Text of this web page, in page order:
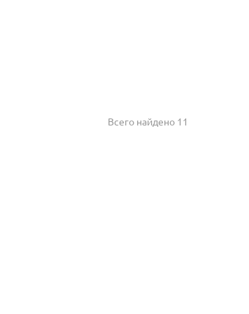
Всего найдено 11